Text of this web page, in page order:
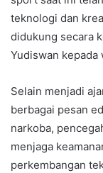
teknologi dan
didukung secara
Yudiswan kepada
Selain menjadi
berbagai pesan
narkoba,
menjaga
perkembangan